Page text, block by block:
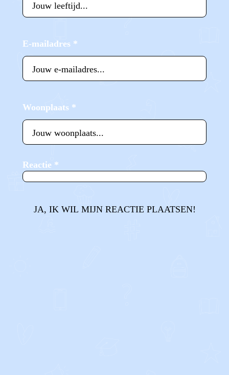
E-mailadres *
Woonplaats *
Reactie *
JA, IK WIL MIJN REACTIE PLAATSEN!